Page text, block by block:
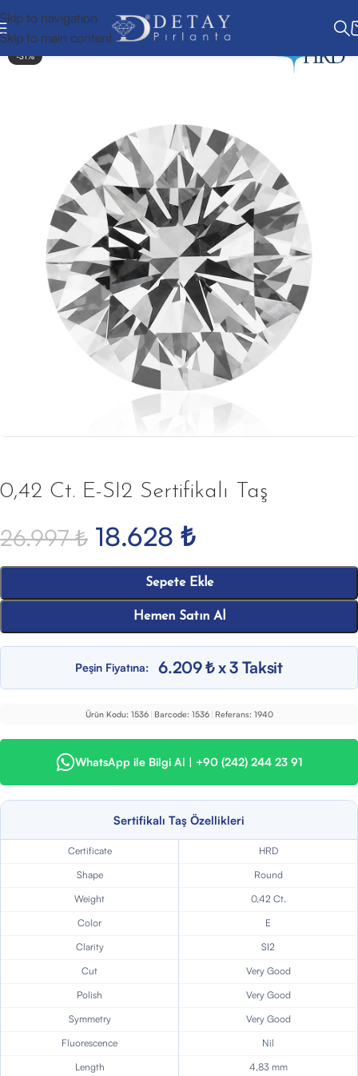
Skip to navigation
Skip to main content
-31%
0,42 Ct. E-SI2 Sertifikalı Taş
26.997₺ 18.628 ₺
Sepete Ekle
Hemen Satın Al
Peşin Fiyatına: 6.209 ₺ x 3 Taksit
Ürün Kodu: 1536 | Barcode: 1536 | Referans: 1940
WhatsApp ile Bilgi Al | +90 (242) 244 23 91
Sertifikalı Taş Özellikleri
Certificate
HRD
Shape
Round
Weight
0,42 Ct.
Color
E
Clarity
SI2
Cut
Very Good
Polish
Very Good
Symmetry
Very Good
Fluorescence
Nil
Length
4,83 mm